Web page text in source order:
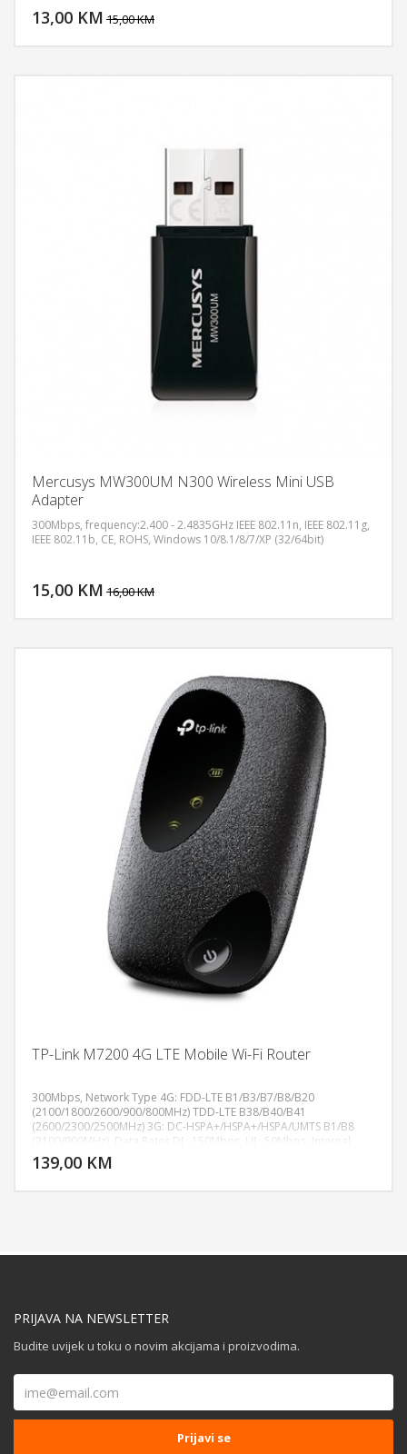
13,00 KM 15,00 KM
Mercusys MW300UM N300 Wireless Mini USB
Adapter
300Mbps, frequency:2.400 - 2.4835GHz IEEE 802.11n, IEEE 802.11g,
IEEE 802.11b, CE, ROHS, Windows 10/8.1/8/7/XP (32/64bit)
15,00 KM 16,00 KM
TP-Link M7200 4G LTE Mobile Wi-Fi Router
300Mbps, Network Type 4G: FDD-LTE B1/B3/B7/B8/B20
(2100/1800/2600/900/800MHz) TDD-LTE B38/B40/B41
(2600/2300/2500MHz) 3G: DC-HSPA+/HSPA+/HSPA/UMTS B1/B8
(2100/900MHz), Data Rates DL: 150Mbps, UL: 50Mbps, Internal
Antenna, LED DisplayWi-Fi status, Internet connection status,
Battery status, 1 SIM card slot, 2000mAh Rechargeable Battery
139,00 KM
DODAJ U KORPU
PRIJAVA NA NEWSLETTER
Budite uvijek u toku o novim akcijama i proizvodima.